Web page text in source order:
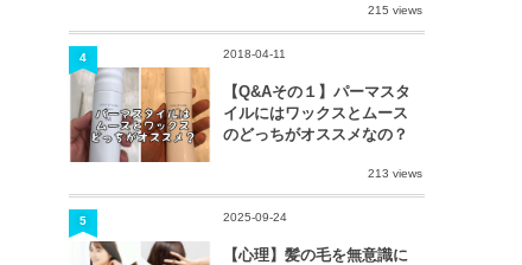
215 views
2018-04-11
【Q&Aその１】パーマスタ
イルにはワックスとムース
のどっちがオススメなの？
213 views
4
2025-09-24
【心理】髪の毛を無意識に
5